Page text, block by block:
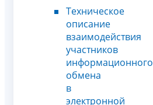
Техническое
описание
взаимодействия
участников
информационного
обмена
в
электронной